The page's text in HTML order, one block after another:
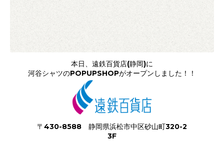
本日、遠鉄百貨店(静岡)に
河谷シャツのPOPUPSHOPがオープンしました！！
〒430-8588 静岡県浜松市中区砂山町320-2
3F